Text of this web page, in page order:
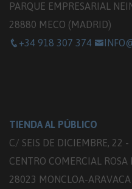
PARQUE EMPRESARIAL
28880 MECO (MADRID)
+34 918 307 374
TIENDA AL PÚBLICO
C/ SEIS DE DICIEMBRE, 22 -
CENTRO COMERCIAL ROSA
28023 MONCLOA-